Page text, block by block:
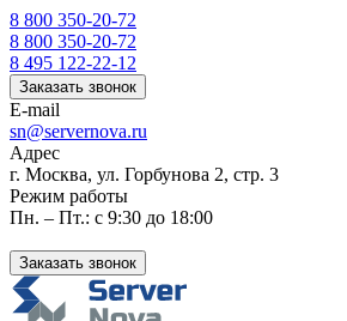
8 800 350-20-72
8 800 350-20-72
8 495 122-22-12
Заказать звонок
E-mail
sn@servernova.ru
Адрес
г. Москва, ул. Горбунова 2, стр. 3
Режим работы
Пн. – Пт.: с 9:30 до 18:00
Заказать звонок